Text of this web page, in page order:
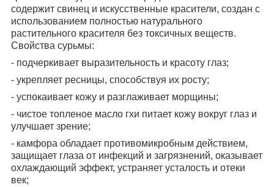
содержит свинец и искусственные красители, создан с
использованием полностью натурального
растительного красителя без токсичных веществ.
Свойства сурьмы:
- подчеркивает выразительность и красоту глаз;
- укрепляет ресницы, способствуя их росту;
- успокаивает кожу и разглаживает морщины;
- чистое топленое масло гхи питает кожу вокруг глаз и
улучшает зрение;
- камфора обладает противомикробным действием,
защищает глаза от инфекций и загрязнений, оказывает
охлаждающий эффект, устраняет усталость и отеки
век;